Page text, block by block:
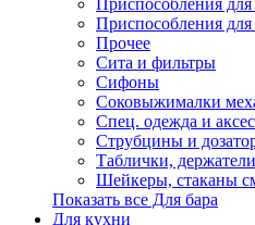
Приспособления для
Приспособления
Прочее
Сита и фильтры
Сифоны
Соковыжималки
Спец. одежда и
Струбцины и
Таблички,
Шейкеры, стаканы
Показать все Для бара
Для кухни